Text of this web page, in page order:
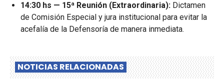
14:30 hs — 15ª Reunión (Extraordinaria): Dictamen
de Comisión Especial y jura institucional para evitar la
acefalía de la Defensoría de manera inmediata.
NOTICIAS RELACIONADAS